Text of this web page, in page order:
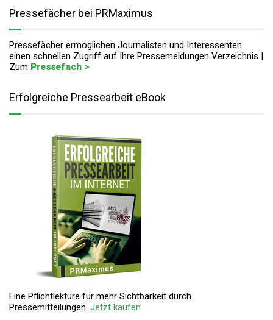
Pressefächer bei PRMaximus
Pressefächer ermöglichen Journalisten und Interessenten
einen schnellen Zugriff auf Ihre Pressemeldungen Verzeichnis |
Zum Pressefach >
Erfolgreiche Pressearbeit eBook
Eine Pflichtlektüre für mehr Sichtbarkeit durch
Pressemitteilungen. Jetzt kaufen